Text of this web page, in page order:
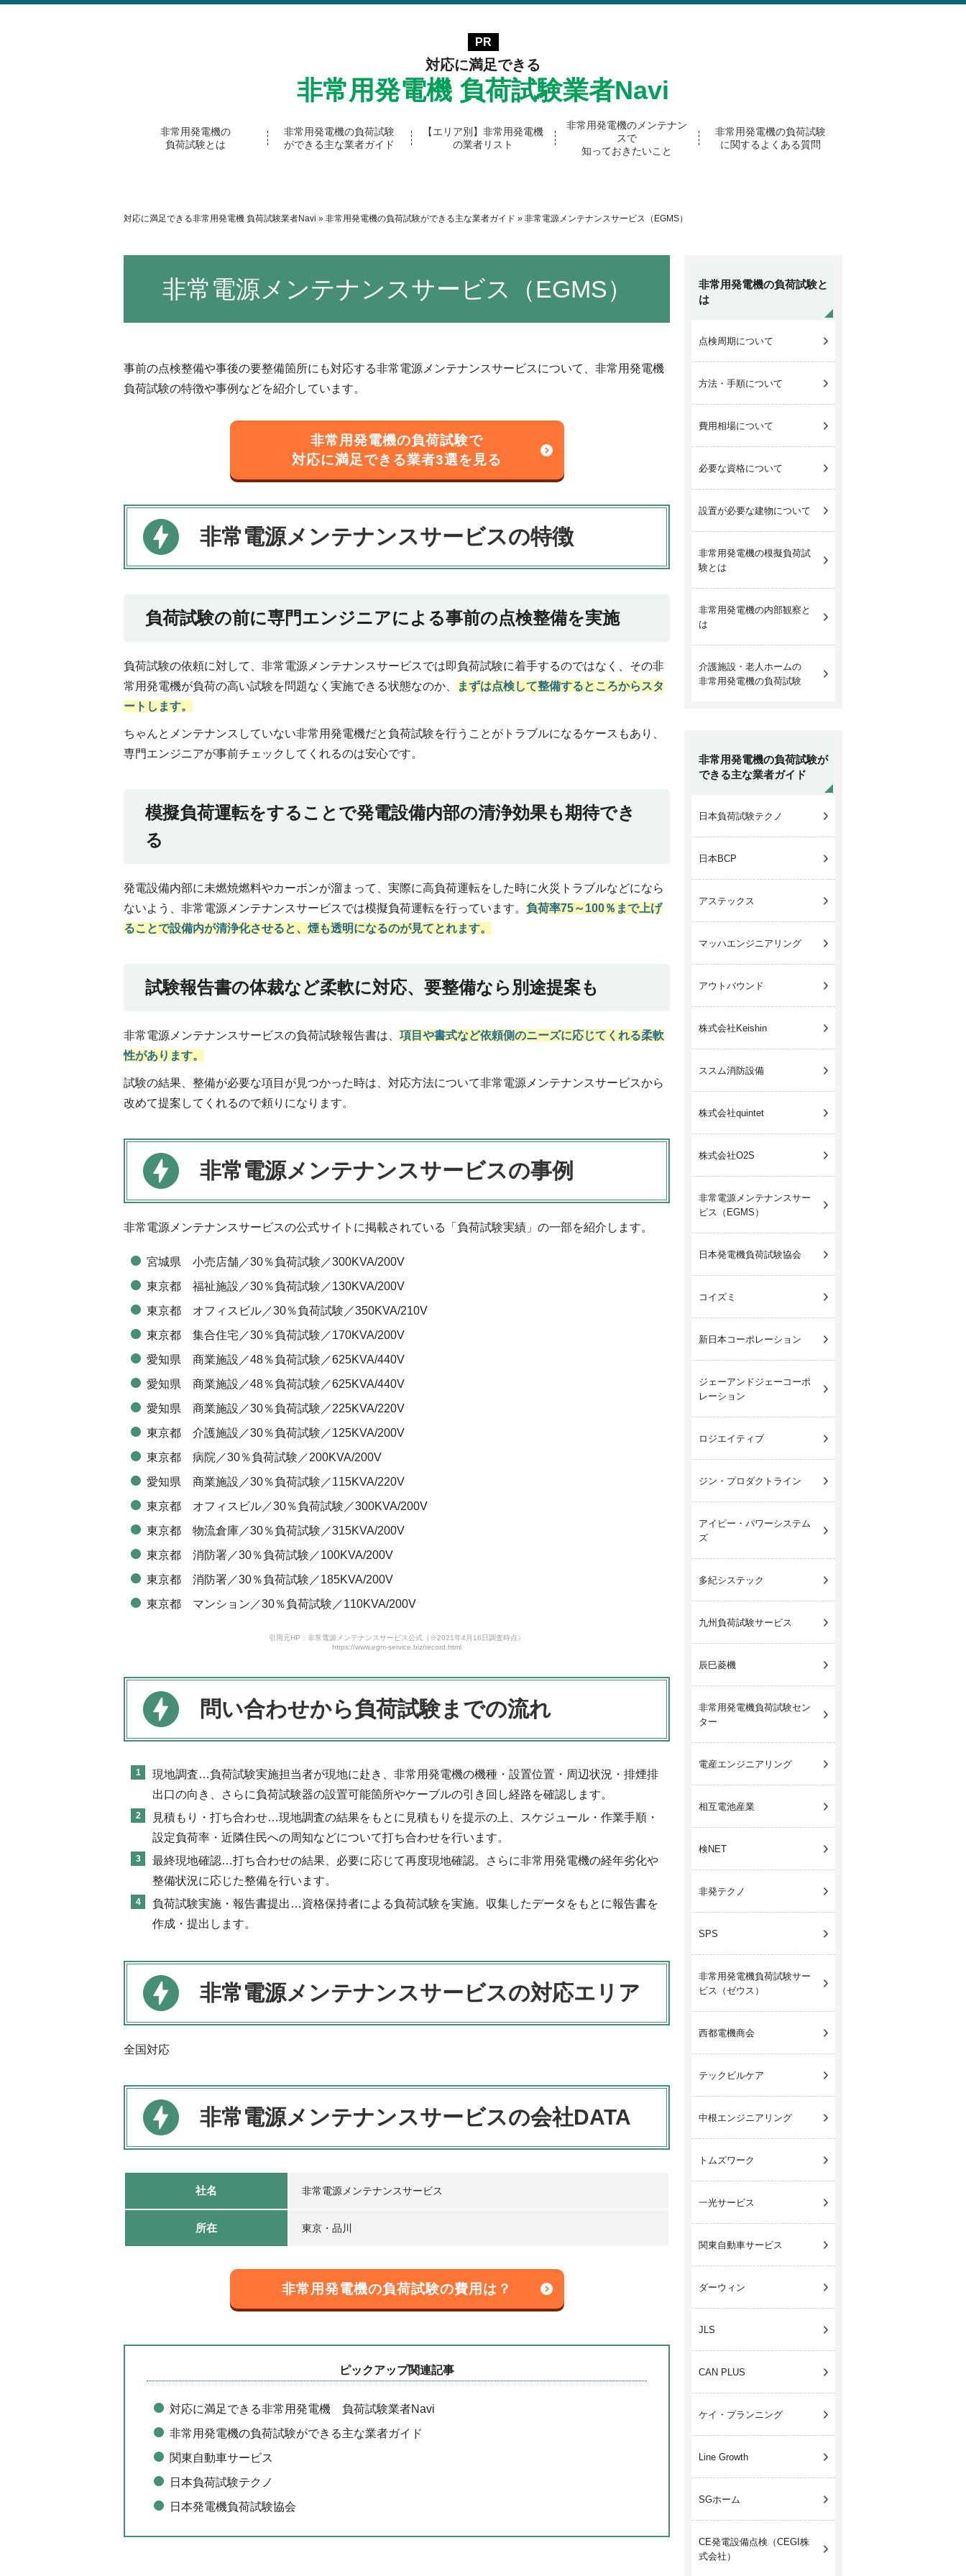
対応に満足できる
非常用発電機 負荷試験業者Navi
非常用発電機の
負荷試験とは
非常用発電機の負荷試験
ができる主な業者ガイド
【エリア別】非常用発電機
の業者リスト
非常用発電機のメンテナン
スで
知っておきたいこと
非常用発電機の負荷試験
に関するよくある質問
対応に満足できる非常用発電機 負荷試験業者Navi » 非常用発電機の負荷試験ができる主な業者ガイド » 非常電源メンテナンスサービス（EGMS）
非常電源メンテナンスサービス（EGMS）
事前の点検整備や事後の要整備箇所にも対応する非常電源メンテナンスサービスについて、非常用発電機
負荷試験の特徴や事例などを紹介しています。
非常用発電機の負荷試験で
対応に満足できる業者3選を見る
非常電源メンテナンスサービスの特徴
負荷試験の前に専門エンジニアによる事前の点検整備を実施
負荷試験の依頼に対して、非常電源メンテナンスサービスでは即負荷試験に着手するのではなく、その非
常用発電機が負荷の高い試験を問題なく実施できる状態なのか、
まずは点検して整備するところからスタ
ートします。
ちゃんとメンテナンスしていない非常用発電機だと負荷試験を行うことがトラブルになるケースもあり、
専門エンジニアが事前チェックしてくれるのは安心です。
模擬負荷運転をすることで発電設備内部の清浄効果も期待でき
る
発電設備内部に未燃焼燃料やカーボンが溜まって、実際に高負荷運転をした時に火災トラブルなどになら
ないよう、非常電源メンテナンスサービスでは模擬負荷運転を行っています。 負荷率75～100％まで上げ
ることで設備内が清浄化させると、煙も透明になるのが見てとれます。
試験報告書の体裁など柔軟に対応、要整備なら別途提案も
非常電源メンテナンスサービスの負荷試験報告書は、 項目や書式など依頼側のニーズに応じてくれる柔軟
性があります。
試験の結果、整備が必要な項目が見つかった時は、対応方法について非常電源メンテナンスサービスから
改めて提案してくれるので頼りになります。
非常電源メンテナンスサービスの事例
非常電源メンテナンスサービスの公式サイトに掲載されている「負荷試験実績」の一部を紹介します。
宮城県 小売店舗／30％負荷試験／300KVA/200V
東京都 福祉施設／30％負荷試験／130KVA/200V
東京都 オフィスビル／30％負荷試験／350KVA/210V
東京都 集合住宅／30％負荷試験／170KVA/200V
愛知県 商業施設／48％負荷試験／625KVA/440V
愛知県 商業施設／48％負荷試験／625KVA/440V
愛知県 商業施設／30％負荷試験／225KVA/220V
東京都 介護施設／30％負荷試験／125KVA/200V
東京都 病院／30％負荷試験／200KVA/200V
愛知県 商業施設／30％負荷試験／115KVA/220V
東京都 オフィスビル／30％負荷試験／300KVA/200V
東京都 物流倉庫／30％負荷試験／315KVA/200V
東京都 消防署／30％負荷試験／100KVA/200V
東京都 消防署／30％負荷試験／185KVA/200V
東京都 マンション／30％負荷試験／110KVA/200V
引用元HP：非常電源メンテナンスサービス公式（※2021年4月16日調査時点）
https://www.egm-service.biz/record.html
問い合わせから負荷試験までの流れ
現地調査…負荷試験実施担当者が現地に赴き、非常用発電機の機種・設置位置・周辺状況・排煙排
出口の向き、さらに負荷試験器の設置可能箇所やケーブルの引き回し経路を確認します。
見積もり・打ち合わせ…現地調査の結果をもとに見積もりを提示の上、スケジュール・作業手順・
設定負荷率・近隣住民への周知などについて打ち合わせを行います。
最終現地確認…打ち合わせの結果、必要に応じて再度現地確認。さらに非常用発電機の経年劣化や
整備状況に応じた整備を行います。
負荷試験実施・報告書提出…資格保持者による負荷試験を実施。収集したデータをもとに報告書を
作成・提出します。
非常電源メンテナンスサービスの対応エリア
全国対応
非常電源メンテナンスサービスの会社DATA
社名 非常電源メンテナンスサービス
所在 東京・品川
非常用発電機の負荷試験の費用は？
ピックアップ関連記事
対応に満足できる非常用発電機 負荷試験業者Navi
非常用発電機の負荷試験ができる主な業者ガイド
関東自動車サービス
日本負荷試験テクノ
日本発電機負荷試験協会
非常用発電機の負荷試験と
は
点検周期について
方法・手順について
費用相場について
必要な資格について
設置が必要な建物について
非常用発電機の模擬負荷試
験とは
非常用発電機の内部観察と
は
介護施設・老人ホームの
非常用発電機の負荷試験
非常用発電機の負荷試験が
できる主な業者ガイド
日本負荷試験テクノ
日本BCP
アステックス
マッハエンジニアリング
アウトバウンド
株式会社Keishin
ススム消防設備
株式会社quintet
株式会社O2S
非常電源メンテナンスサー
ビス（EGMS）
日本発電機負荷試験協会
コイズミ
新日本コーポレーション
ジェーアンドジェー コーポ
レーション
ロジエイティブ
ジン・プロダクトライン
アイピー・パワーシステム
ズ
多紀システック
九州負荷試験サービス
辰巳菱機
非常用発電機負荷試験セン
ター
電産エンジニアリング
相互電池産業
検NET
非発テクノ
SPS
非常用発電機負荷試験サー
ビス（ゼウス）
西都電機商会
テックビルケア
中根エンジニアリング
トムズワーク
一光サービス
関東自動車サービス
ダーウィン
JLS
CAN PLUS
ケイ・プランニング
Line Growth
SGホーム
CE発電設備点検（CEGI株
式会社）